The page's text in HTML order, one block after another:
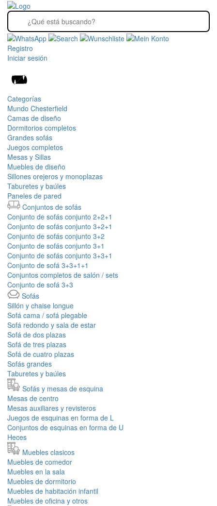
Registro
Iniciar sesión
Categorías
Mundo Chesterfield
Camas de diseño
Dormitorios completos
Grandes sofás
Juegos completos
Mesas y Sillas
Muebles de diseño
Sillones orejeros y monoplazas
Taburetes y baúles
Paneles de pared
Conjuntos de sofás
Conjunto de sofás conjunto 2+2+1
Conjunto de sofás conjunto 3+2+1
Conjunto de sofás conjunto 3+2
Conjunto de sofás conjunto 3+1
Conjunto de sofás conjunto 3+3+1
Conjunto de sofá 3+3+1+1
Conjuntos completos de salón / sets
Conjunto de sofá 3+3
Sofás
Sillón y chaise longue
Sofá cama / sofá plegable
Sofá redondo y sala de estar
Sofá de dos plazas
Sofá de tres plazas
Sofá de cuatro plazas
Sofás grandes
Taburetes y baúles
Sofás y mesas de esquina
Mesas de centro
Mesas auxiliares y revisteros
Juegos de esquinas en forma de L
Conjuntos de esquinas en forma de U
Heces
Muebles clasicos
Muebles de comedor
Muebles en la sala
Muebles de dormitorio
Muebles de habitación infantil
Muebles de oficina y otros